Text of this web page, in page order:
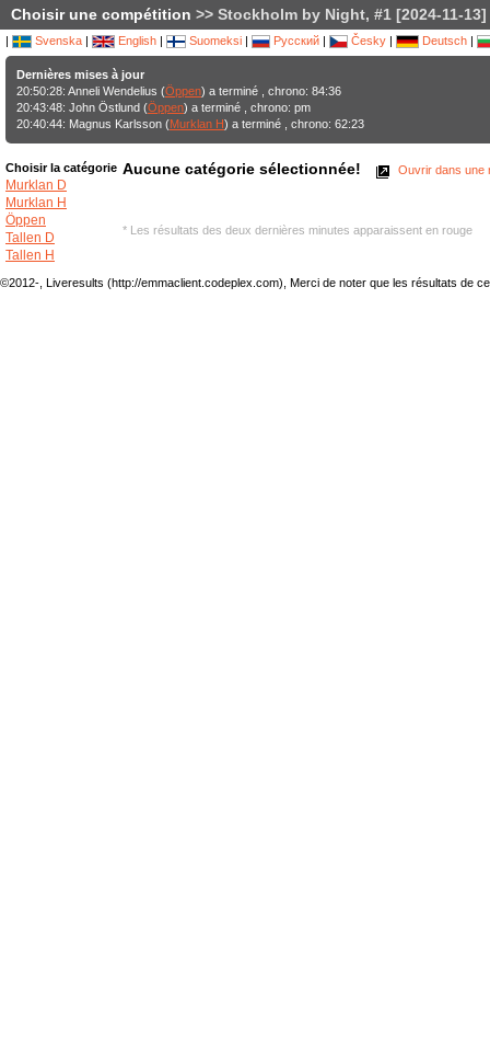
Choisir une compétition >> Stockholm by Night, #1 [2024-11-13]
| Svenska | English | Suomeksi | Русский | Česky | Deutsch |
Dernières mises à jour
20:50:28: Anneli Wendelius (Öppen) a terminé , chrono: 84:36
20:43:48: John Östlund (Öppen) a terminé , chrono: pm
20:40:44: Magnus Karlsson (Murklan H) a terminé , chrono: 62:23
Choisir la catégorie
Murklan D
Murklan H
Öppen
Tallen D
Tallen H
Aucune catégorie sélectionnée! Ouvrir dans une
* Les résultats des deux dernières minutes apparaissent en rouge
©2012-, Liveresults (http://emmaclient.codeplex.com), Merci de noter que les résultats de